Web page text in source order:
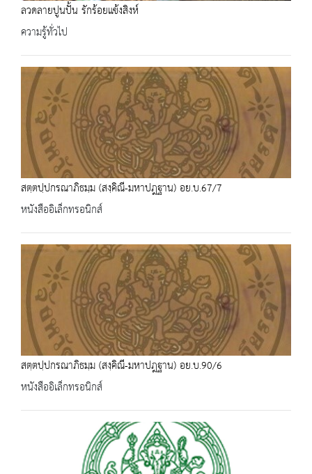
ลวดลายปูนปั้น รักร้อยแข้งสิงห์
ความรู้ทั่วไป
สตฺตปฺปกรณาภิธมฺม (สงฺคิณี-มหาปฎฐาน) อย.บ.67/7
หนังสืออิเล็กทรอนิกส์
สตฺตปฺปกรณาภิธมฺม (สงฺคิณี-มหาปฎฐาน) อย.บ.90/6
หนังสืออิเล็กทรอนิกส์